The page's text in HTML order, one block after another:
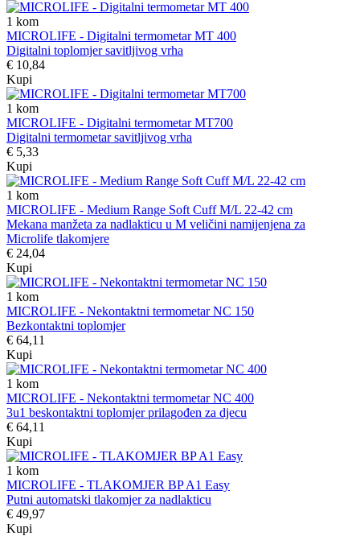
1 kom
MICROLIFE - Digitalni termometar MT 400
Digitalni toplomjer savitljivog vrha
€ 10,84
Kupi
1 kom
MICROLIFE - Digitalni termometar MT700
Digitalni termometar savitljivog vrha
€ 5,33
Kupi
1 kom
MICROLIFE - Medium Range Soft Cuff M/L 22-42 cm
Mekana manžeta za nadlakticu u M veličini namijenjena za
Microlife tlakomjere
€ 24,04
Kupi
1 kom
MICROLIFE - Nekontaktni termometar NC 150
Bezkontaktni toplomjer
€ 64,11
Kupi
1 kom
MICROLIFE - Nekontaktni termometar NC 400
3u1 beskontaktni toplomjer prilagođen za djecu
€ 64,11
Kupi
1 kom
MICROLIFE - TLAKOMJER BP A1 Easy
Putni automatski tlakomjer za nadlakticu
€ 49,97
Kupi